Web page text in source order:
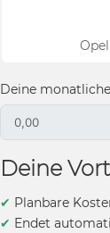
Opel
Deine
Deine
✔ Planbare
✔ Endet